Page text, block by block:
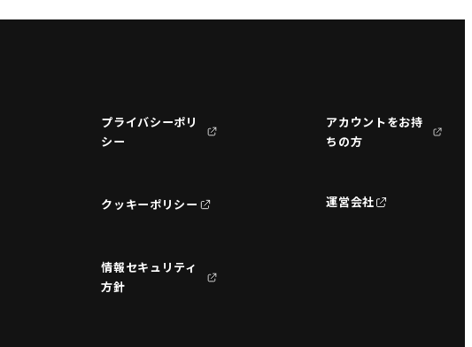
プライバシーポリ
シー
クッキーポリシー
情報セキュリティ
方針
アカウントをお持
ちの方
運営会社